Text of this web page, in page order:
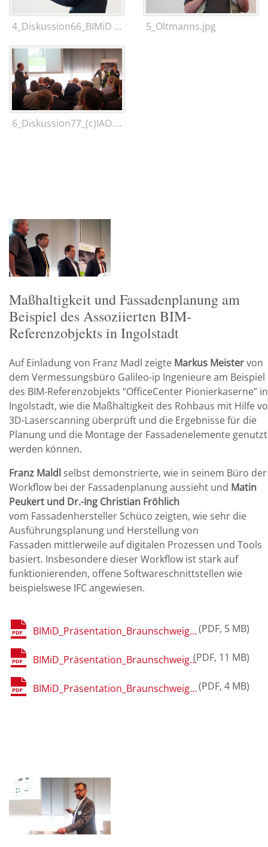
4_Diskussion66_BIMiD Symposium.jpg 5_Oltmanns.jpg
6_Diskussion77_(c)IAO.jpg
Maßhaltigkeit und Fassadenplanung am
Beispiel des Assoziierten BIM-
Referenzobjekts in Ingolstadt
Auf Einladung von Franz Madl zeigte Markus Meistervon
dem Vermessungsbüro Galileo-ip Ingenieure am Beispiel
des BIM-Referenzobjekts “OfficeCenter Pionierkaserne” in
Ingolstadt, wie die Maßhaltigkeit des Rohbaus mit Hilfe
3D-Laserscanning überprüft und die Ergebnisse für die
Planung und die Montage der Fassadenelemente genutzt
werden können.
Franz Maldl selbst demonstrierte, wie in seinem Büro der
Workflow bei der Fassadenplanung aussieht und Matin
Peukert und Dr.-Ing Christian Fröhlich
vom Fassadenhersteller Schüco zeigten, wie sehr die
Ausführungsplanung und Herstellung von
Fassaden mittlerweile auf digitalen Prozessen und Tools
basiert. Insbesondere dieser Workflow ist stark auf
funktionierenden, offene Softwareschnittstellen wie
beispielswese IFC angewiesen.
BIMiD_Präsentation_Braunschweig_Krapf_Fassadenplanung.pdf PDF 5 MB
BIMiD_Präsentation_Braunschweig_Madl_Fassadenplanung.pdfPDF 11 MB
BIMiD_Präsentation_Braunschweig_Peukert_Fröhlich_Fassadenplanung.pdf PDF 4 MB